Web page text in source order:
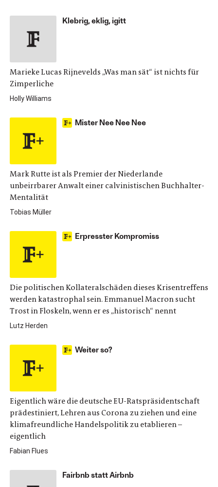
Klebrig, eklig, igitt
Marieke Lucas Rijnevelds „Was man sät“ ist nichts für
Zimperliche
Holly Williams
Mister Nee Nee Nee
Mark Rutte ist als Premier der Niederlande
unbeirrbarer Anwalt einer calvinistischen Buchhalter-
Mentalität
Tobias Müller
Erpresster Kompromiss
Die politischen Kollateralschäden dieses Krisentreffens
werden katastrophal sein. Emmanuel Macron sucht
Trost in Floskeln, wenn er es „historisch“ nennt
Lutz Herden
Weiter so?
Eigentlich wäre die deutsche EU-Ratspräsidentschaft
prädestiniert, Lehren aus Corona zu ziehen und eine
klimafreundliche Handelspolitik zu etablieren –
eigentlich
Fabian Flues
Fairbnb statt Airbnb